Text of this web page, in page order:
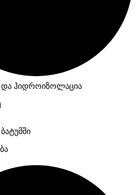
და ჰიდროიზოლაცია